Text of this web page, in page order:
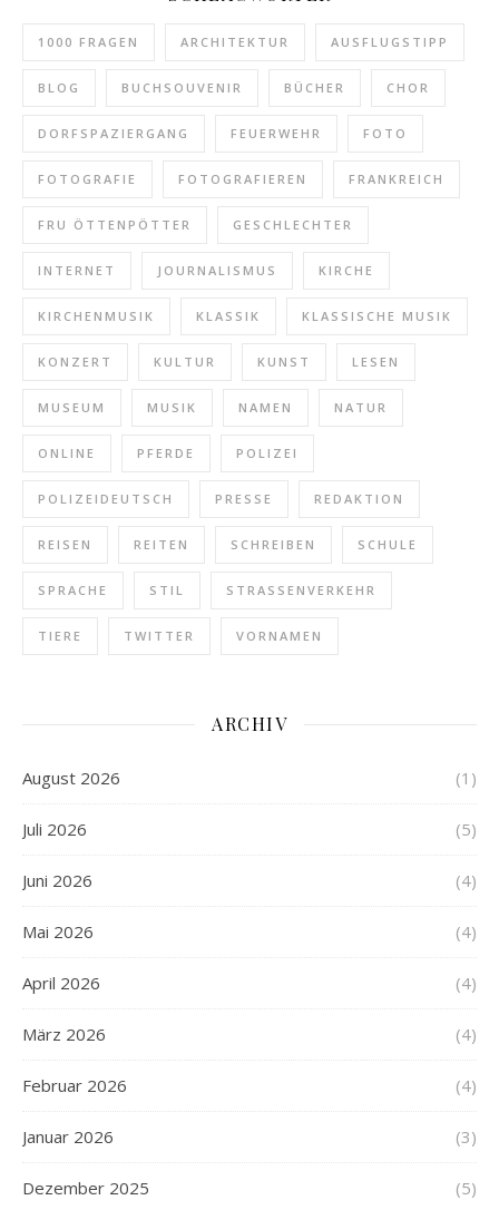
1000 FRAGEN ARCHITEKTUR AUSFLUGSTIPP
BLOG BUCHSOUVENIR BÜCHER CHOR
DORFSPAZIERGANG FEUERWEHR FOTO
FOTOGRAFIE FOTOGRAFIEREN FRANKREICH
FRU ÖTTENPÖTTER GESCHLECHTER
INTERNET JOURNALISMUS KIRCHE
KIRCHENMUSIK KLASSIK KLASSISCHE MUSIK
KONZERT KULTUR KUNST LESEN
MUSEUM MUSIK NAMEN NATUR
ONLINE PFERDE POLIZEI
POLIZEIDEUTSCH PRESSE REDAKTION
REISEN REITEN SCHREIBEN SCHULE
SPRACHE STIL STRASSENVERKEHR
TIERE TWITTER VORNAMEN
ARCHIV
August 2026 (1)
Juli 2026 (5)
Juni 2026 (4)
Mai 2026 (4)
April 2026 (4)
März 2026 (4)
Februar 2026 (4)
Januar 2026 (3)
Dezember 2025 (5)